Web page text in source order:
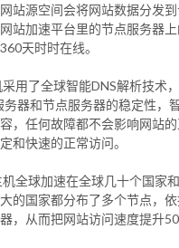
站源空间会将网站数据分发
站加速平台里的节点服务器
天时时在线。
用了全球智能DNS解析技术
器和节点服务器的稳定性，
，任何故障都不会影响网站
和快速的正常访问。
全球加速在全球几十个国家
的国家都分布了多个节点，
，从而把网站访问速度提升